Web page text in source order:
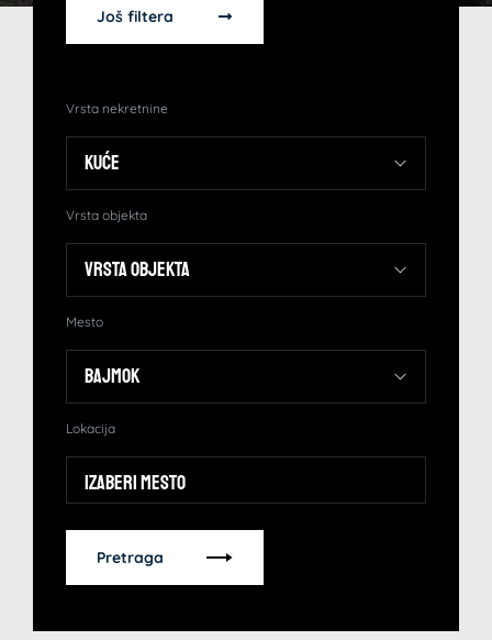
Još filtera
Vrsta nekretnine
Vrsta objekta
Mesto
Lokacija
Izaberi mesto
Pretraga